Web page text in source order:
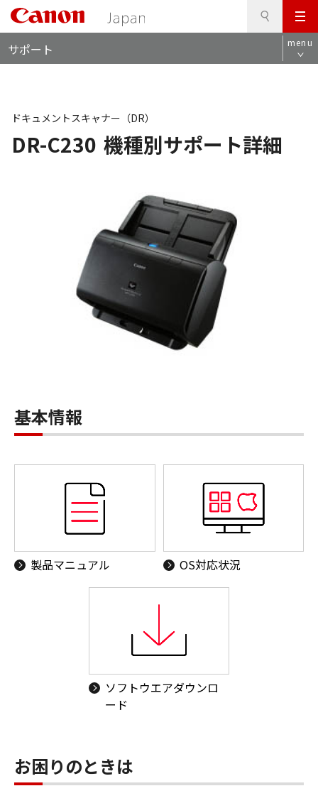
メ
ニ
ュ
サポート menu
DR-C230 機種別サポート詳細
ドキュメントスキャナー（DR）
基本情報
製品マニュアル OS対応状況
ソフトウエアダウンロ
ード
お困りのときは